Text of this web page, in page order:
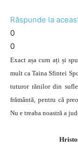
Răspunde la
0
0
Exact așa cum ați și
mult ca Taina Sfintei
tuturor rănilor din
frământă, pentru că
Nu e treaba noastră a